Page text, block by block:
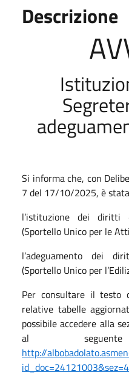
Descrizione
Si informa che, con
7 del 17/10/2025, è
l’istituzione dei
(Sportello Unico per le
l’adeguamento dei
(Sportello Unico per
Per consultare il testo
relative tabelle
possibile accedere alla
al
http://